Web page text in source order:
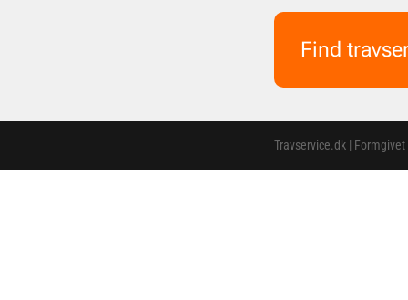
Find
Travservice.dk |